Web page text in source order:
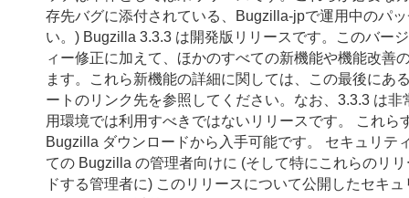
存先バグに添付されている、Bugzilla-jpで運用中のパ
い。) Bugzilla 3.3.3 は開発版リリースです。このバー
ィー修正に加えて、ほかのすべての新機能や機能改善
ます。これら新機能の詳細に関しては、この最後にあ
ートのリンク先を参照してください。なお、3.3.3 は非
用環境では利用すべきではないリリースです。 これら
Bugzilla ダウンロードから入手可能です。 セキュリテ
ての Bugzilla の管理者向けに (そして特にこれらのリ
ドする管理者に) このリリースについて公開したセキ